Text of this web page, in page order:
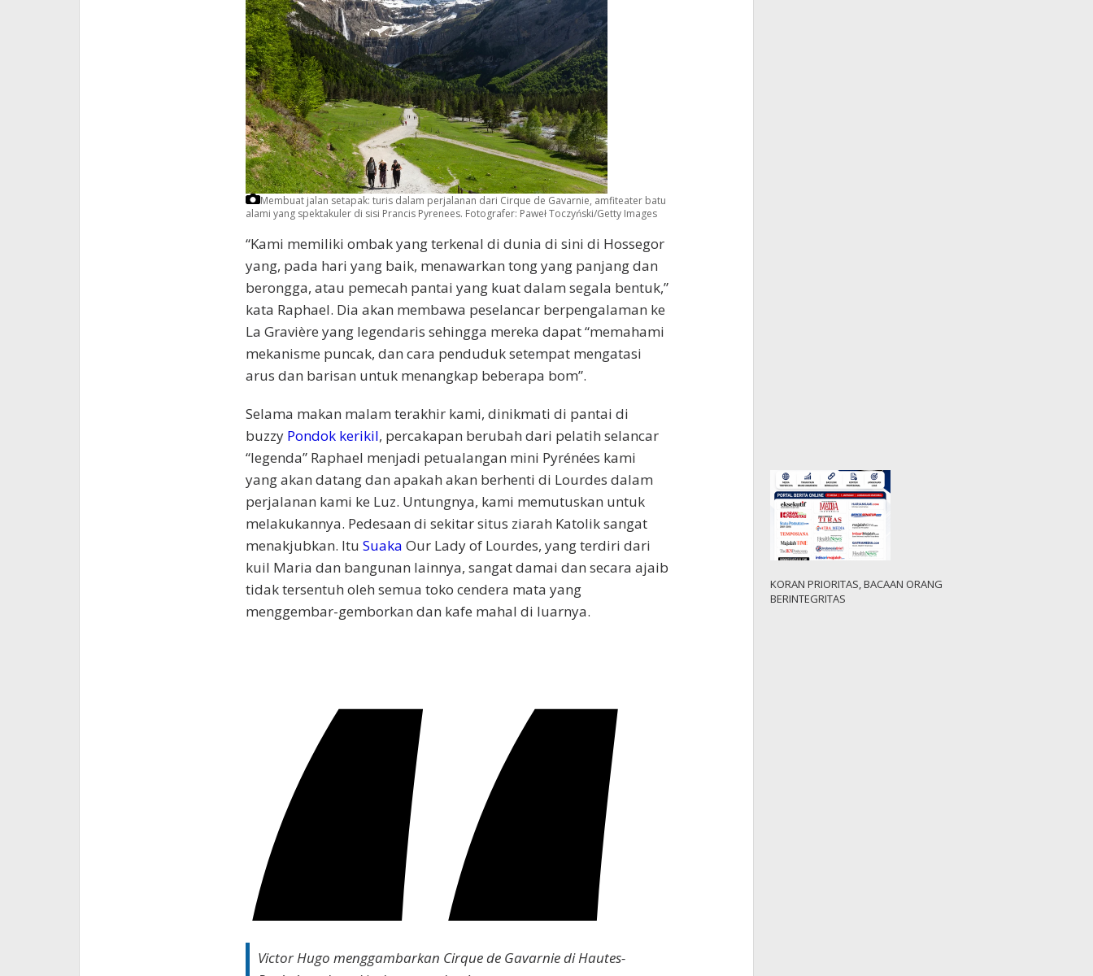
Membuat jalan setapak: turis dalam perjalanan dari Cirque de Gavarnie, amfiteater batu
alami yang spektakuler di sisi Prancis Pyrenees. Fotografer: Paweł Toczyński/Getty Images
“Kami memiliki ombak yang terkenal di dunia di sini di Hossegor
yang, pada hari yang baik, menawarkan tong yang panjang dan
berongga, atau pemecah pantai yang kuat dalam segala bentuk,”
kata Raphael. Dia akan membawa peselancar berpengalaman ke
La Gravière yang legendaris sehingga mereka dapat “memahami
mekanisme puncak, dan cara penduduk setempat mengatasi
arus dan barisan untuk menangkap beberapa bom”.
Selama makan malam terakhir kami, dinikmati di pantai di
buzzy Pondok kerikil, percakapan berubah dari pelatih selancar
“legenda” Raphael menjadi petualangan mini Pyrénées kami
yang akan datang dan apakah akan berhenti di Lourdes dalam
perjalanan kami ke Luz. Untungnya, kami memutuskan untuk
melakukannya. Pedesaan di sekitar situs ziarah Katolik sangat
menakjubkan. Itu Suaka Our Lady of Lourdes, yang terdiri dari
kuil Maria dan bangunan lainnya, sangat damai dan secara ajaib
tidak tersentuh oleh semua toko cendera mata yang
menggembar-gemborkan dan kafe mahal di luarnya.
Victor Hugo menggambarkan Cirque de Gavarnie di Hautes-
KORAN PRIORITAS, BACAAN ORANG
BERINTEGRITAS